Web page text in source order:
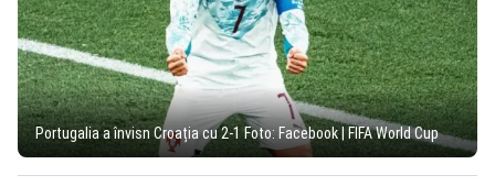
Portugalia a învisn Croația cu 2-1 Foto: Facebook | FIFA World Cup